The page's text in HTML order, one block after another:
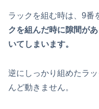
ラックを組む時は、9番
クを組んだ時に隙間が
いてしまいます。
逆にしっかり組めたラ
んど動きません。